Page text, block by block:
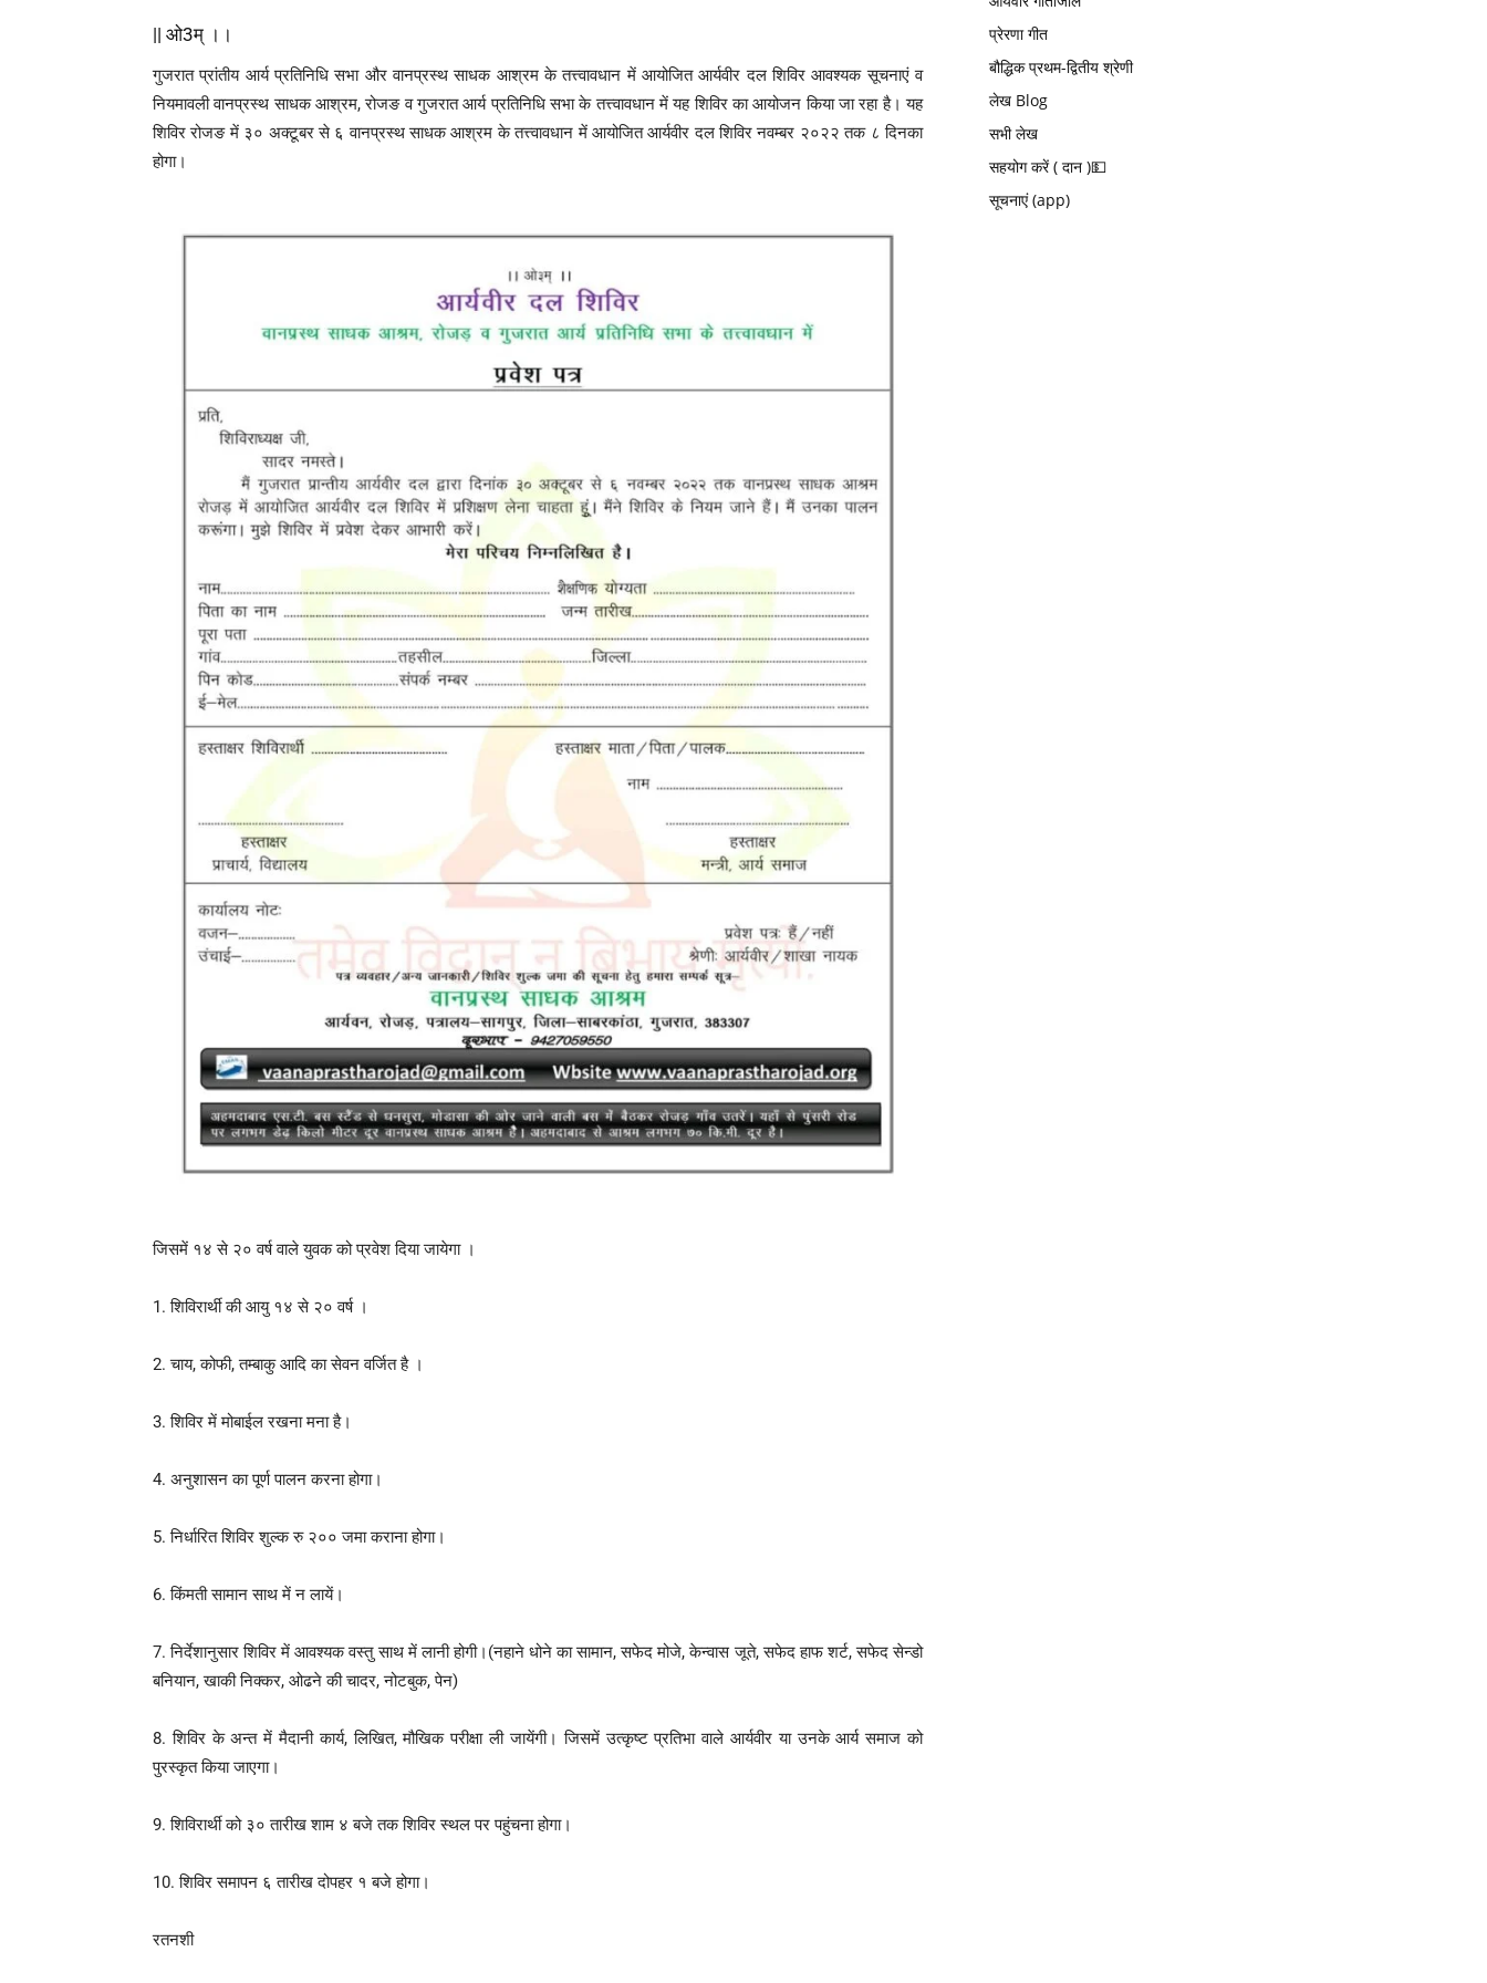
|| ओ3म् ।।
गुजरात प्रांतीय आर्य प्रतिनिधि सभा और वानप्रस्थ साधक आश्रम के तत्त्वावधान में आयोजित आर्यवीर दल शिविर आवश्यक सूचनाएं व
नियमावली वानप्रस्थ साधक आश्रम, रोजङ व गुजरात आर्य प्रतिनिधि सभा के तत्त्वावधान में यह शिविर का आयोजन किया जा रहा है। यह
शिविर रोजङ में ३० अक्टूबर से ६ वानप्रस्थ साधक आश्रम के तत्त्वावधान में आयोजित आर्यवीर दल शिविर नवम्बर २०२२ तक ८ दिनका
होगा।
जिसमें १४ से २० वर्ष वाले युवक को प्रवेश दिया जायेगा ।
1. शिविरार्थी की आयु १४ से २० वर्ष ।
2. चाय, कोफी, तम्बाकु आदि का सेवन वर्जित है ।
3. शिविर में मोबाईल रखना मना है।
4. अनुशासन का पूर्ण पालन करना होगा।
5. निर्धारित शिविर शुल्क रु २०० जमा कराना होगा।
6. किंमती सामान साथ में न लायें।
7. निर्देशानुसार शिविर में आवश्यक वस्तु साथ में लानी होगी।(नहाने धोने का सामान, सफेद मोजे, केन्वास जूते, सफेद हाफ शर्ट, सफेद सेन्डो
बनियान, खाकी निक्कर, ओढने की चादर, नोटबुक, पेन)
8. शिविर के अन्त में मैदानी कार्य, लिखित, मौखिक परीक्षा ली जायेंगी। जिसमें उत्कृष्ट प्रतिभा वाले आर्यवीर या उनके आर्य समाज को
पुरस्कृत किया जाएगा।
9. शिविरार्थी को ३० तारीख शाम ४ बजे तक शिविर स्थल पर पहुंचना होगा।
10. शिविर समापन ६ तारीख दोपहर १ बजे होगा।
रतनशी
प्रेरणा गीत
बौद्धिक प्रथम-द्वितीय श्रेणी
लेख Blog
सभी लेख
सहयोग करें ( दान )💵
सूचनाएं (app)